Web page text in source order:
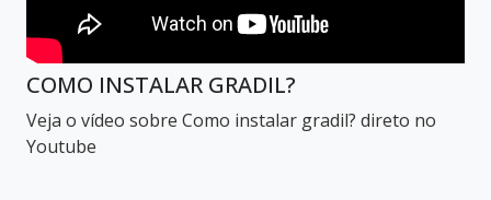
COMO INSTALAR GRADIL?
Veja o vídeo sobre Como instalar gradil? direto no
Youtube